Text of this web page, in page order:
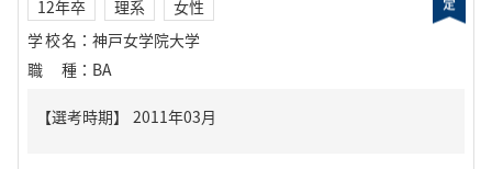
12年卒 理系
女性
学校名 ： 神戸女学院大学
職種 ： BA